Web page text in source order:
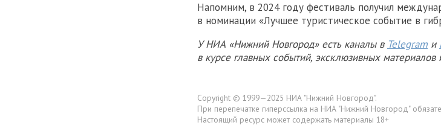
Напомним, в 2024 году фестиваль получил
в номинации «Лучшее туристическое событие в
У НИА «Нижний Новгород» есть каналы в Telegram и
в курсе главных событий, эксклюзивных
Copyright © 1999—2025 НИА "Нижний Новгород".
При перепечатке гиперссылка на НИА "Нижний Новгород"
Настоящий ресурс может содержать материалы 18+